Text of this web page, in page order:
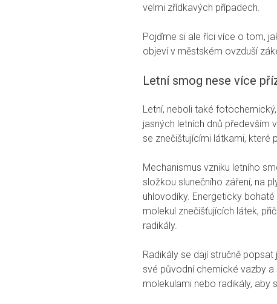
velmi zřídkavých případech.
Pojďme si ale říci více o tom,
objeví v městském ovzduší
Letní smog nese více
Letní, neboli také
jasných letních dnů především
se znečištujícími látkami, které
Mechanismus vzniku letního
složkou slunečního záření, na
uhlovodíky. Energeticky
molekul znečišťujících látek,
radikály.
Radikály se dají stručně
své původní chemické vazby
molekulami nebo radikály, aby